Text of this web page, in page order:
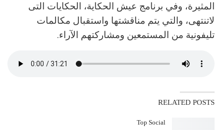
المثيرة، وفي برنامج عيش الحكاية، الحكايات التى
لاتنتهى، والتي يتم مناقشتها واستقبال مكالمات
تليفونية من المستمعين ومشاركتهم الآراء.
RELATED POSTS
Top Social